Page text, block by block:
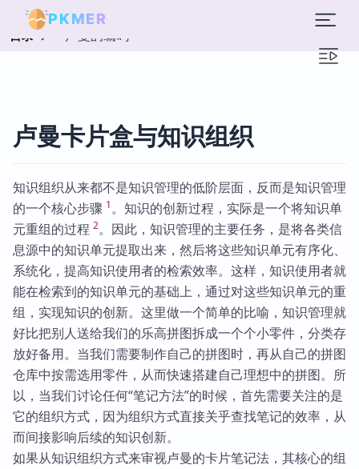
PKMER
目录 卢曼的编码
卢曼卡片盒与知识组织
知识组织从来都不是知识管理的低阶层面，反而是知识管理
的一个核心步骤 1。知识的创新过程，实际是一个将知识单
元重组的过程 2。因此，知识管理的主要任务，是将各类信
息源中的知识单元提取出来，然后将这些知识单元有序化、
系统化，提高知识使用者的检索效率。这样，知识使用者就
能在检索到的知识单元的基础上，通过对这些知识单元的重
组，实现知识的创新。这里做一个简单的比喻，知识管理就
好比把别人送给我们的乐高拼图拆成一个个小零件，分类存
放好备用。当我们需要制作自己的拼图时，再从自己的拼图
仓库中按需选用零件，从而快速搭建自己理想中的拼图。所
以，当我们讨论任何“笔记方法”的时候，首先需要关注的是
它的组织方式，因为组织方式直接关乎查找笔记的效率，从
而间接影响后续的知识创新。
如果从知识组织方式来审视卢曼的卡片笔记法，其核心的组